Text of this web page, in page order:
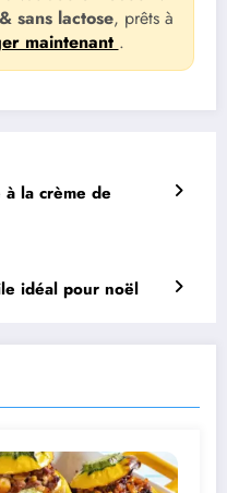
sans lactose, prêts à
maintenant .
la crème de
idéal pour noël